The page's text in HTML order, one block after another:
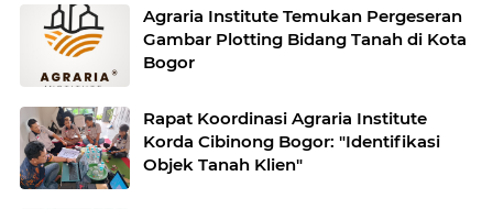
Agraria Institute Temukan Pergeseran
Gambar Plotting Bidang Tanah di Kota
Bogor
Rapat Koordinasi Agraria Institute
Korda Cibinong Bogor: "Identifikasi
Objek Tanah Klien"